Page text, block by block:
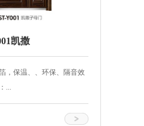
凯撒
，保温、、环保、隔音效
...